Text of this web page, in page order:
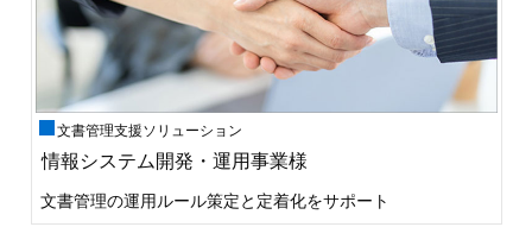
文書管理支援ソリューション
情報システム開発・運用事業様
文書管理の運用ルール策定と定着化をサポート